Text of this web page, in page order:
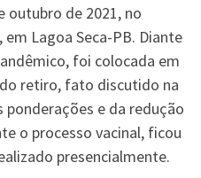
outubro de 2021, no
Lagoa Seca-PB. Diante
foi colocada em
retiro, fato discutido na
e da redução
o processo vacinal, ficou
presencialmente.